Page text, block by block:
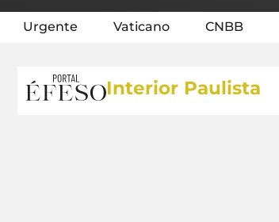
Urgente Vaticano CNBB
Interior Paulista